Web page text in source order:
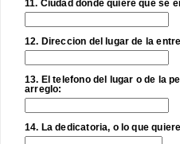
11. Ciudad donde quiere que se
12. Direccion del lugar de la
13. El telefono del lugar o de la
arreglo:
14. La dedicatoria, o lo que